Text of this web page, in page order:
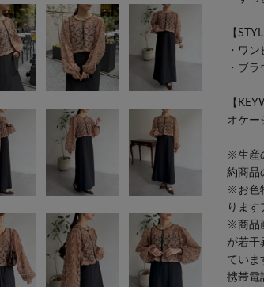
【
・ワ
・ブ
【
オケー
※生産
約商品
※お色
ります
※商品
が若干
ていま
携帯電